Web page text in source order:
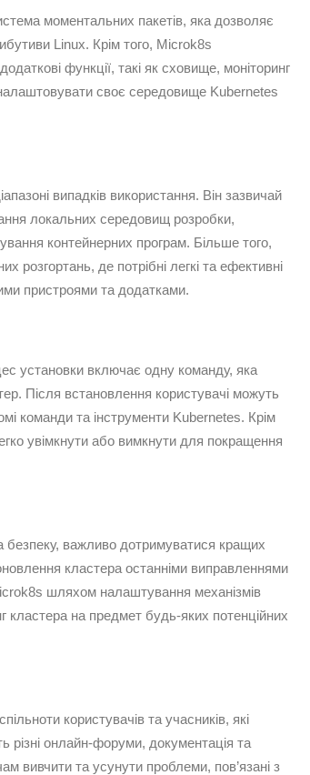
моментальних пакетів, яка дозволяє
Linux. Крім того, Microk8s
функції, такі як сховище, моніторинг
своє середовище Kubernetes
випадків використання. Він зазвичай
локальних середовищ розробки,
контейнерних програм. Більше того,
розгортань, де потрібні легкі та ефективні
пристроями та додатками.
установки включає одну команду, яка
Після встановлення користувачі можуть
команди та інструменти Kubernetes. Крім
увімкнути або вимкнути для покращення
безпеку, важливо дотримуватися кращих
кластера останніми виправленнями
шляхом налаштування механізмів
кластера на предмет будь-яких потенційних
користувачів та учасників, які
різні онлайн-форуми, документація та
вивчити та усунути проблеми, пов’язані з